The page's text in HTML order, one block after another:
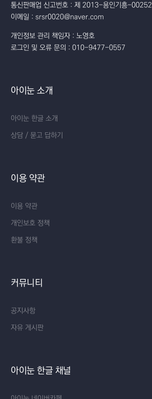
통신판매업 신고번호 : 제 2013-용인기흥-00252
이메일 : srsr0020@naver.com
개인정보 관리 책임자 : 노영호
로그인 및 오류 문의 : 010-9477-0557
아이눈 소개
아이눈 한글 소개
상담 / 묻고 답하기
이용 약관
이용 약관
개인보호 정책
환불 정책
커뮤니티
공지사항
자유 게시판
아이눈 한글 채널